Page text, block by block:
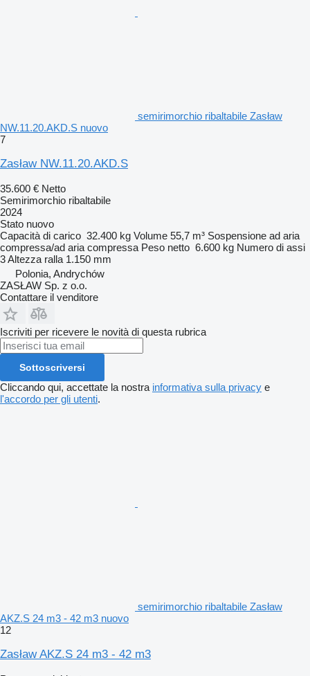
semirimorchio ribaltabile Zasław
NW.11.20.AKD.S nuovo
7
Zasław NW.11.20.AKD.S
35.600 € Netto
Semirimorchio ribaltabile
2024
Stato nuovo
Capacità di carico 32.400 kg Volume 55,7 m³ Sospensione ad aria
compressa/ad aria compressa Peso netto 6.600 kg Numero di assi
3Altezza ralla 1.150 mm
Polonia, Andrychów
ZASŁAW Sp. z o.o.
Contattare il venditore
Iscriviti per ricevere le novità di questa rubrica
Sottoscriversi
Cliccando qui, accettate la nostra informativa sulla privacy e
l'accordo per gli utenti.
semirimorchio ribaltabile Zasław
AKZ.S 24 m3 - 42 m3 nuovo
12
Zasław AKZ.S 24 m3 - 42 m3